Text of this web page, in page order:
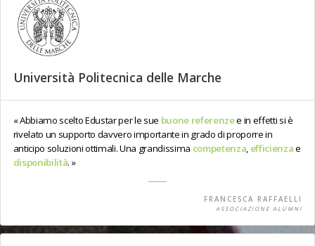
Università Politecnica delle Marche
Abbiamo scelto Edustar per le sue buone referenzee in effetti si è
rivelato un supporto davvero importante in grado di proporre in
anticipo soluzioni ottimali. Una grandissima competenza efficienzae
disponibilità.
FRANCESCA RAFFAELLI
ASSOCIAZIONE ALUMNI